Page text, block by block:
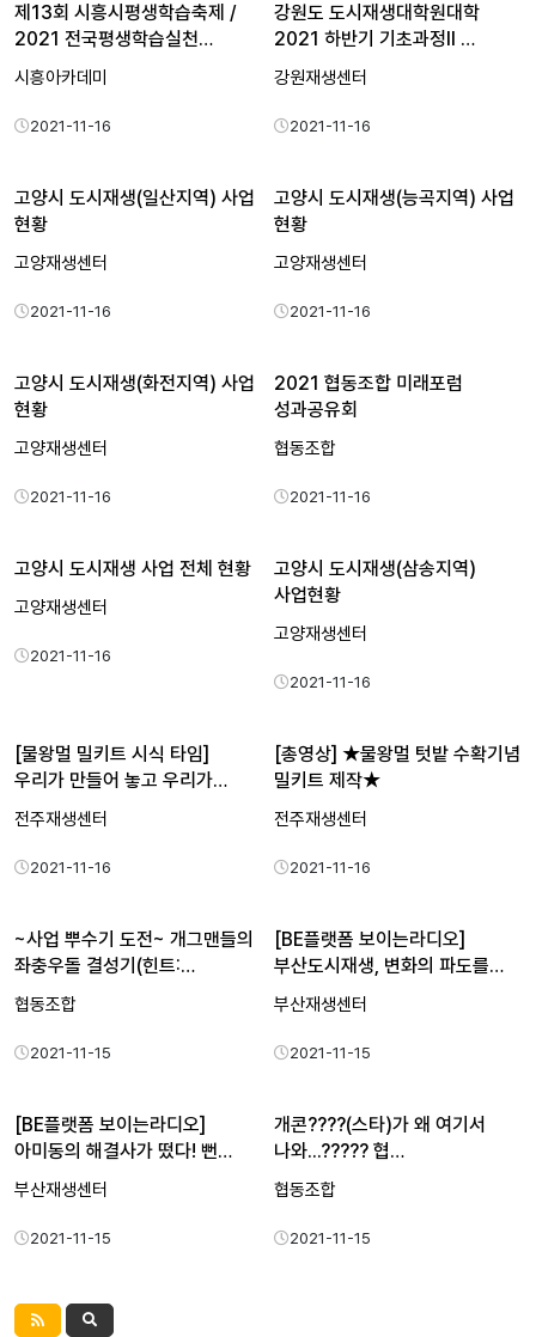
제13회 시흥시평생학습축제 /
2021 전국평생학습실천…
시흥아카데미
2021-11-16
강원도 도시재생대학원대학
2021 하반기 기초과정II …
강원재생센터
2021-11-16
고양시 도시재생(일산지역) 사업
현황
고양재생센터
2021-11-16
고양시 도시재생(능곡지역) 사업
현황
고양재생센터
2021-11-16
고양시 도시재생(화전지역) 사업
현황
고양재생센터
2021-11-16
2021 협동조합 미래포럼
성과공유회
협동조합
2021-11-16
고양시 도시재생 사업 전체 현황
고양재생센터
2021-11-16
고양시 도시재생(삼송지역)
사업현황
고양재생센터
2021-11-16
[물왕멀 밀키트 시식 타임]
우리가 만들어 놓고 우리가…
전주재생센터
2021-11-16
[총영상] ★물왕멀 텃밭 수확기념
밀키트 제작★
전주재생센터
2021-11-16
~사업 뿌수기 도전~ 개그맨들의
좌충우돌 결성기(힌트:…
협동조합
2021-11-15
[BE플랫폼 보이는라디오]
부산도시재생, 변화의 파도를…
부산재생센터
2021-11-15
[BE플랫폼 보이는라디오]
아미동의 해결사가 떴다! 뻔…
부산재생센터
2021-11-15
개콘????(스타)가 왜 여기서
나와...????? 협…
협동조합
2021-11-15